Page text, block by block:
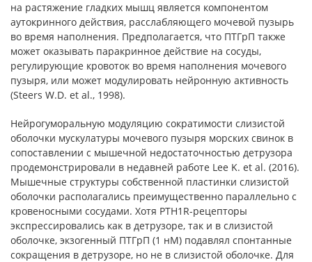
на растяжение гладких мышц является компонентом
аутокринного действия, расслабляющего мочевой пузырь
во время наполнения. Предполагается, что ПТГрП также
может оказывать паракринное действие на сосуды,
регулирующие кровоток во время наполнения мочевого
пузыря, или может модулировать нейронную активность
(Steers W.D. et al., 1998).
Нейрогуморальную модуляцию сократимости слизистой
оболочки мускулатуры мочевого пузыря морских свинок в
сопоставлении с мышечной недостаточностью детрузора
продемонстрировали в недавней работе Lee K. et al. (2016).
Мышечные структуры собственной пластинки слизистой
оболочки располагались преимущественно параллельно с
кровеносными сосудами. Хотя PTH1R-рецепторы
экспрессировались как в детрузоре, так и в слизистой
оболочке, экзогенный ПТГрП (1 нМ) подавлял спонтанные
сокращения в детрузоре, но не в слизистой оболочке. Для